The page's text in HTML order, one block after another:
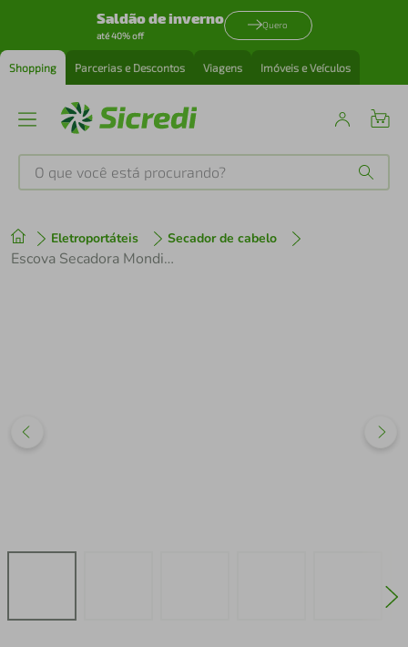
Saldão de inverno
até 40% off
Quero
Shopping Parcerias e Descontos Viagens Imóveis e Veículos
O que você está procurando?
Eletroportáteis Secador de cabelo
Escova Secadora Mondial by Juliette ES-Ju-02 1200W Verde Oliva - Bivolt
1º tenis